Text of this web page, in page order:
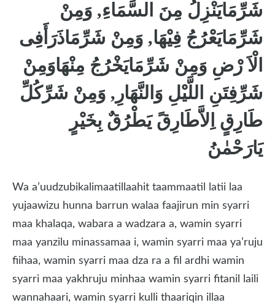
شَرِّمَايَنْزِلُ مِنَ السَّمَاءِ, وَمِنْ
شَرِّمَايَعْرُجُ فِيْهَا, وَمِنْ شَرِّمَاذَرَأَفِى
الْاَ رْضِ وَمِنْ شَرِّمَايَخْرُجُ مِنْهَاوَمِنْ
شَرِّفِتَنِ اللَّيْلِ وَالنَّهَارِ, وَمِنْ شَرِّكُلِّ
طَارِقٍ اِلاَّطَارِقً يَطْرُقٌ بِخَيْرٍ
يَارَحْمٰنُ
Wa a’uudzubikalimaatillaahit taammaatil latii laa
yujaawizu hunna barrun walaa faajirun min syarri
maa khalaqa, wabara a wadzara a, wamin syarri
maa yanzilu minassamaa i, wamin syarri maa ya’ruju
fiihaa, wamin syarri maa dza ra a fil ardhi wamin
syarri maa yakhruju minhaa wamin syarri fitanil laili
wannahaari, wamin syarri kulli thaariqin illaa